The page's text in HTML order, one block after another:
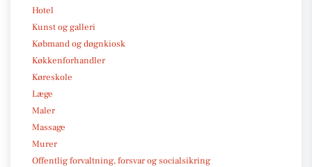
Hotel
Kunst og galleri
Købmand og døgnkiosk
Køkkenforhandler
Køreskole
Læge
Maler
Massage
Murer
Offentlig forvaltning, forsvar og socialsikring